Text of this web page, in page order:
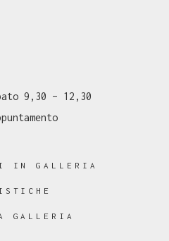
9,30 – 12,30
IN GALLERIA
GALLERIA